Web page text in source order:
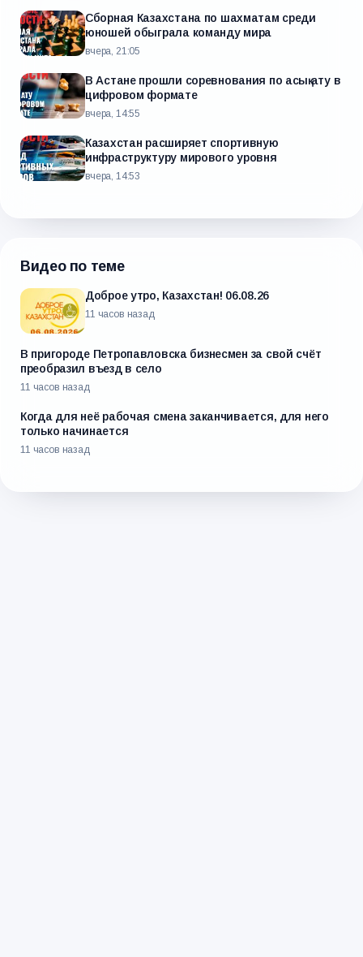
Сборная Казахстана по шахматам среди
юношей обыграла команду мира
вчера, 21:05
В Астане прошли соревнования по асық ату в
цифровом формате
вчера, 14:55
Казахстан расширяет спортивную
инфраструктуру мирового уровня
вчера, 14:53
Видео по теме
Доброе утро, Казахстан! 06.08.26
11 часов назад
В пригороде Петропавловска бизнесмен за свой счёт
преобразил въезд в село
11 часов назад
Когда для неё рабочая смена заканчивается, для него
только начинается
11 часов назад